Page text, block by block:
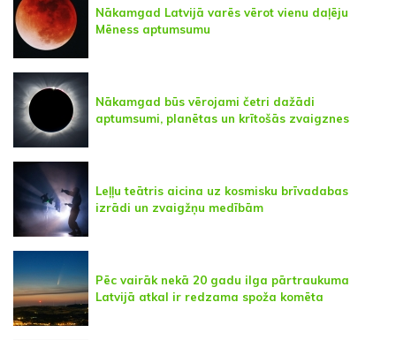
Nākamgad Latvijā varēs vērot vienu daļēju
Mēness aptumsumu
Nākamgad būs vērojami četri dažādi
aptumsumi, planētas un krītošās zvaigznes
Leļļu teātris aicina uz kosmisku brīvadabas
izrādi un zvaigžņu medībām
Pēc vairāk nekā 20 gadu ilga pārtraukuma
Latvijā atkal ir redzama spoža komēta